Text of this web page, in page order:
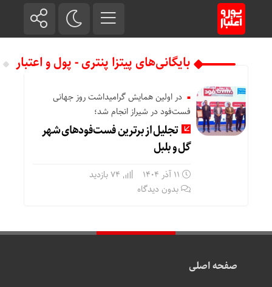
بایگانی‌های پیتزا پنتری - پول و اعتبار
در اولین همایش گرامیداشت روز جهانی
فست‌فود در شیراز انجام شد؛
تجلیل از برترین فست‌فودهای شهر
گل و بلبل
11 آذر 1404
بدون دیدگاه
صفحه اصلی